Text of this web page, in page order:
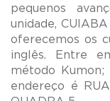
pequenos
unidade,
oferecemos os
inglês. Entre
método
endereço é RUA